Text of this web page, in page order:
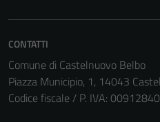
CONTATTI
Comune di Castelnuovo Belbo
Piazza Municipio, 1, 14043
Codice fiscale / P. IVA: